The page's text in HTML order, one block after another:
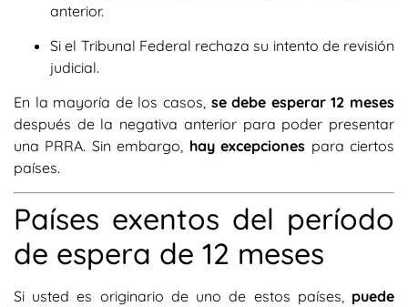
anterior.
Si el Tribunal Federal rechaza su intento de revisión
judicial.
En la mayoría de los casos, se debe esperar 12 meses
después de la negativa anterior para poder presentar
una PRRA. Sin embargo, hay excepciones para ciertos
países.
Países exentos del período
de espera de 12 meses
Si usted es originario de uno de estos países, puede